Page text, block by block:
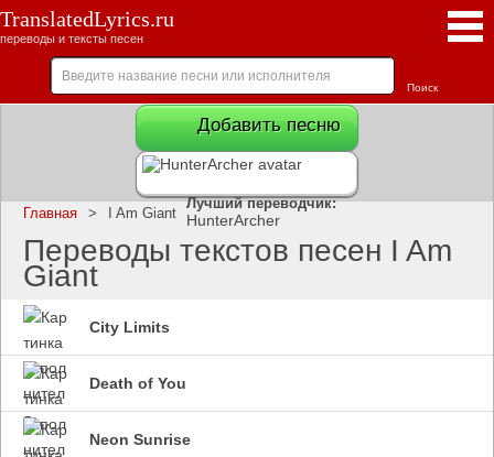
TranslatedLyrics.ru
переводы и тексты песен
Добавить песню
Лучший переводчик:
HunterArcher
Главная > I Am Giant
Переводы текстов песен I Am
Giant
City Limits
Death of You
Neon Sunrise